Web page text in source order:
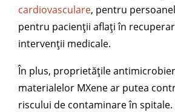
cardiovasculare, pentru
pentru pacienții aflați în
intervenții medicale.
În plus, proprietățile
materialelor MXene ar putea
riscului de contaminare în